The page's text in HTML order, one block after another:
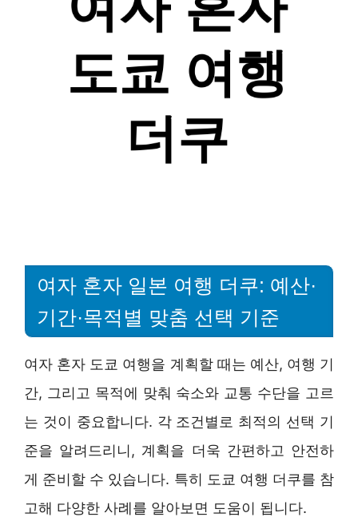
여자 혼자 일본 여행 더쿠: 예산·
기간·목적별 맞춤 선택 기준
여자 혼자 도쿄 여행을 계획할 때는 예산, 여행 기
간, 그리고 목적에 맞춰 숙소와 교통 수단을 고르
는 것이 중요합니다. 각 조건별로 최적의 선택 기
준을 알려드리니, 계획을 더욱 간편하고 안전하
게 준비할 수 있습니다. 특히 도쿄 여행 더쿠를 참
고해 다양한 사례를 알아보면 도움이 됩니다.